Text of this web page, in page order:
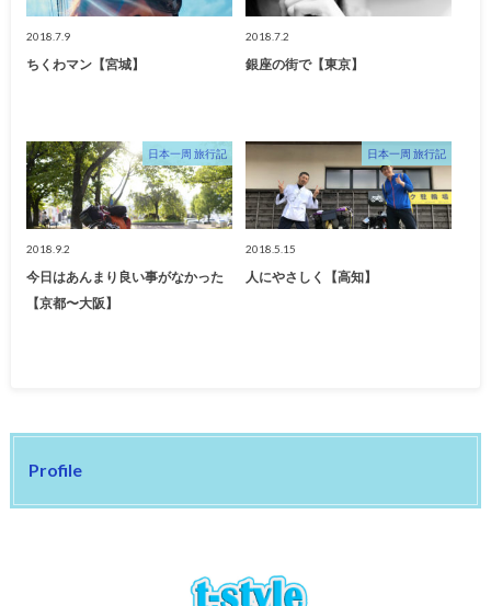
2018.7.9
ちくわマン【宮城】
2018.7.2
銀座の街で【東京】
日本一周 旅行記
2018.9.2
今日はあんまり良い事がなかった
【京都〜大阪】
日本一周 旅行記
2018.5.15
人にやさしく【高知】
Profile